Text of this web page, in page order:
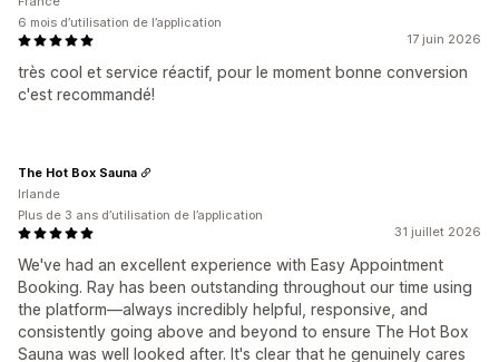
17 juin 2026
très cool et service réactif, pour le moment bonne conversion
c'est recommandé!
6 mois d’utilisation de l’application
31 juillet 2026
We've had an excellent experience with Easy Appointment
Booking. Ray has been outstanding throughout our time using
the platform—always incredibly helpful, responsive, and
consistently going above and beyond to ensure The Hot Box
Sauna was well looked after. It's clear that he genuinely cares
The Hot Box Sauna
Irlande
Plus de 3 ans d’utilisation de l’application